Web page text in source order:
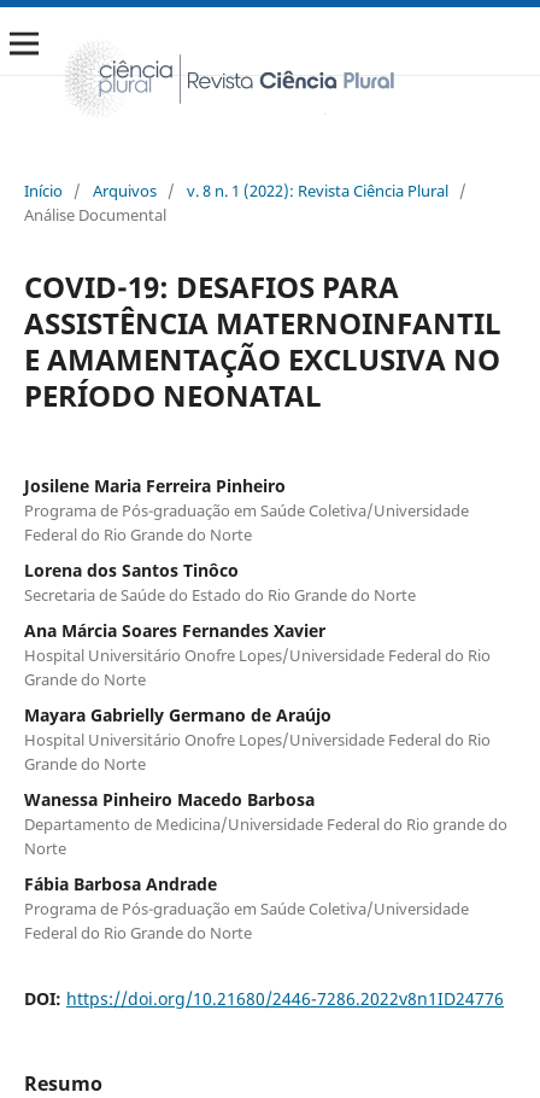
Início / Arquivos / v. 8 n. 1 (2022): Revista Ciência Plural /
Análise Documental
COVID-19: DESAFIOS PARA
ASSISTÊNCIA MATERNOINFANTIL
E AMAMENTAÇÃO EXCLUSIVA NO
PERÍODO NEONATAL
Josilene Maria Ferreira Pinheiro
Programa de Pós-graduação em Saúde Coletiva/Universidade
Federal do Rio Grande do Norte
Lorena dos Santos Tinôco
Secretaria de Saúde do Estado do Rio Grande do Norte
Ana Márcia Soares Fernandes Xavier
Hospital Universitário Onofre Lopes/Universidade Federal do Rio
Grande do Norte
Mayara Gabrielly Germano de Araújo
Hospital Universitário Onofre Lopes/Universidade Federal do Rio
Grande do Norte
Wanessa Pinheiro Macedo Barbosa
Departamento de Medicina/Universidade Federal do Rio grande do
Norte
Fábia Barbosa Andrade
Programa de Pós-graduação em Saúde Coletiva/Universidade
Federal do Rio Grande do Norte
DOI: https://doi.org/10.21680/2446-7286.2022v8n1ID24776
Resumo